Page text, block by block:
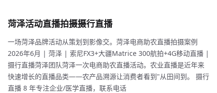
菏泽活动直播拍摄摄行直播
一场菏泽品牌活动从策划到影像交。菏泽电商助农直播拍摄案例
2026年6月 | 菏泽 | 索尼FX3+大疆Matrice 300航拍+4G移动直播 |
摄行直播菏泽团队菏泽一次电商助农直播活动。农业直播是近年来
快速增长的直播品类——农产品溯源让消费者看到"从田间到。 摄行
直播 8 年专注企业/医学直播，联系电话